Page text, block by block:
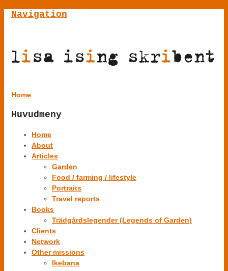
Navigation
Home
Huvudmeny
Home
About
Articles
Garden
Food / farming / lifestyle
Portraits
Travel reports
Books
Trädgårdslegender (Legends of Garden)
Clients
Network
Other missions
Ikebana